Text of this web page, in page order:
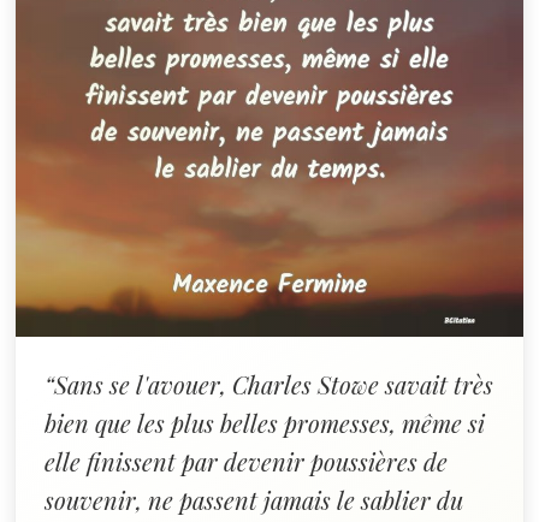
“Sans se l'avouer, Charles Stowe savait très
bien que les plus belles promesses, même si
elle finissent par devenir poussières de
souvenir, ne passent jamais le sablier du